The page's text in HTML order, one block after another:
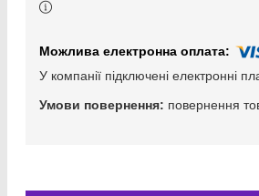
У компанії підключені електронні
повернення